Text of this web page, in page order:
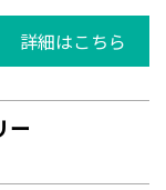
詳細はこちら
ー